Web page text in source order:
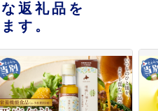
返礼品を
す。